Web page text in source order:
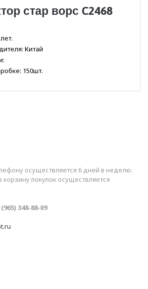
стар ворс C2468
Китай
150шт.
осуществляется 6 дней в неделю.
покупок осуществляется
348-88-09